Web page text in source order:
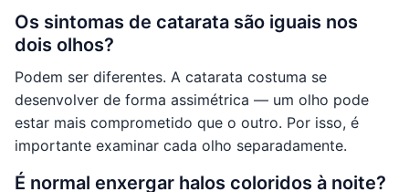
Os sintomas de catarata são iguais nos
dois olhos?
Podem ser diferentes. A catarata costuma se
desenvolver de forma assimétrica — um olho pode
estar mais comprometido que o outro. Por isso, é
importante examinar cada olho separadamente.
É normal enxergar halos coloridos à noite?